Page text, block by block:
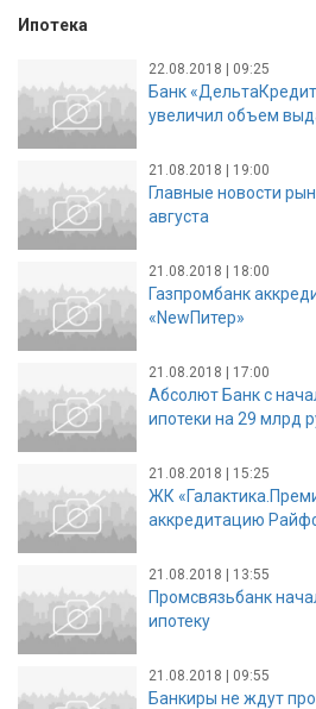
Ипотека
22.08.2018 | 09:25
Банк
увеличил объем
21.08.2018 | 19:00
Главные новости
августа
21.08.2018 | 18:00
Газпромбанк
«NewПитер»
21.08.2018 | 17:00
Абсолют Банк с
ипотеки на 29 млрд
21.08.2018 | 15:25
ЖК
аккредитацию
21.08.2018 | 13:55
Промсвязьбанк
ипотеку
21.08.2018 | 09:55
Банкиры не ждут